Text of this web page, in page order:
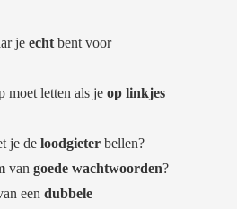
jeechtbent voor
moet letten als jeop linkjes
je deloodgieter bellen?
vangoede wachtwoorden?
eendubbele